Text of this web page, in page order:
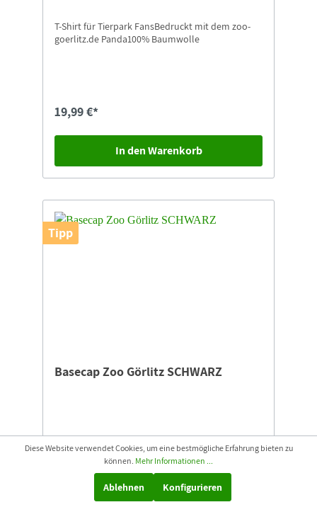
T-Shirt für Tierpark FansBedruckt mit dem zoo-
goerlitz.de Panda100% Baumwolle
19,99 €*
In den Warenkorb
Tipp
Basecap Zoo Görlitz SCHWARZ
Basecap für Tierpark-EntdeckerDurchmesser: 19
cmBestickt mit dem Zoo-Goerlitz Panda.
Diese Website verwendet Cookies, um eine bestmögliche Erfahrung bieten zu
können. Mehr Informationen ...
Ablehnen Konfigurieren